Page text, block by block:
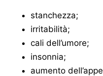
stanchezza;
irritabilità;
cali dell’umore;
insonnia;
aumento